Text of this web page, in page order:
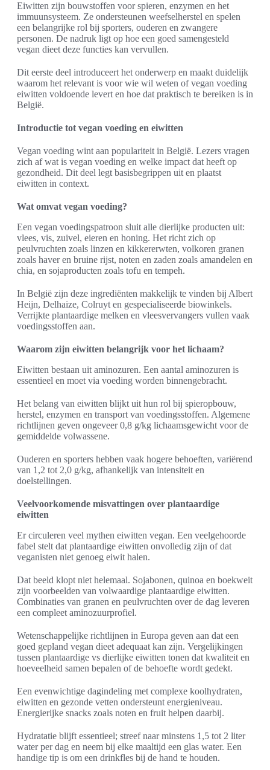
Eiwitten zijn bouwstoffen voor spieren, enzymen en het
immuunsysteem. Ze ondersteunen weefselherstel en spelen
een belangrijke rol bij sporters, ouderen en zwangere
personen. De nadruk ligt op hoe een goed samengesteld
vegan dieet deze functies kan vervullen.
Dit eerste deel introduceert het onderwerp en maakt duidelijk
waarom het relevant is voor wie wil weten of vegan voeding
eiwitten voldoende levert en hoe dat praktisch te bereiken is in
België.
Introductie tot vegan voeding en eiwitten
Vegan voeding wint aan populariteit in België. Lezers vragen
zich af wat is vegan voeding en welke impact dat heeft op
gezondheid. Dit deel legt basisbegrippen uit en plaatst
eiwitten in context.
Wat omvat vegan voeding?
Een vegan voedingspatroon sluit alle dierlijke producten uit:
vlees, vis, zuivel, eieren en honing. Het richt zich op
peulvruchten zoals linzen en kikkererwten, volkoren granen
zoals haver en bruine rijst, noten en zaden zoals amandelen en
chia, en sojaproducten zoals tofu en tempeh.
In België zijn deze ingrediënten makkelijk te vinden bij Albert
Heijn, Delhaize, Colruyt en gespecialiseerde biowinkels.
Verrijkte plantaardige melken en vleesvervangers vullen vaak
voedingsstoffen aan.
Waarom zijn eiwitten belangrijk voor het lichaam?
Eiwitten bestaan uit aminozuren. Een aantal aminozuren is
essentieel en moet via voeding worden binnengebracht.
Het belang van eiwitten blijkt uit hun rol bij spieropbouw,
herstel, enzymen en transport van voedingsstoffen. Algemene
richtlijnen geven ongeveer 0,8 g/kg lichaamsgewicht voor de
gemiddelde volwassene.
Ouderen en sporters hebben vaak hogere behoeften, variërend
van 1,2 tot 2,0 g/kg, afhankelijk van intensiteit en
doelstellingen.
Veelvoorkomende misvattingen over plantaardige
eiwitten
Er circuleren veel mythen eiwitten vegan. Een veelgehoorde
fabel stelt dat plantaardige eiwitten onvolledig zijn of dat
veganisten niet genoeg eiwit halen.
Dat beeld klopt niet helemaal. Sojabonen, quinoa en boekweit
zijn voorbeelden van volwaardige plantaardige eiwitten.
Combinaties van granen en peulvruchten over de dag leveren
een compleet aminozuurprofiel.
Wetenschappelijke richtlijnen in Europa geven aan dat een
goed gepland vegan dieet adequaat kan zijn. Vergelijkingen
tussen plantaardige vs dierlijke eiwitten tonen dat kwaliteit en
hoeveelheid samen bepalen of de behoefte wordt gedekt.
Een evenwichtige dagindeling met complexe koolhydraten,
eiwitten en gezonde vetten ondersteunt energieniveau.
Energierijke snacks zoals noten en fruit helpen daarbij.
Hydratatie blijft essentieel; streef naar minstens 1,5 tot 2 liter
water per dag en neem bij elke maaltijd een glas water. Een
handige tip is om een drinkfles bij de hand te houden.